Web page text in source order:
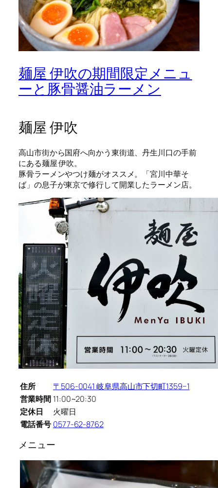
麺屋 伊吹の期間限定メニュ
ーと豚骨醤油ラーメン
麺屋 伊吹
高山市街から国府へ向かう東街道、丹生川口の手前
にある麺屋 伊吹。
豚骨ラーメンやつけ麺がオススメ。「宮川中華そ
ば」の息子が東京で修行して開業したラーメン店。
住所
〒506-0041 岐阜県高山市下切町1359−1
営業時間 11:00~20:30
定休日
火曜日
電話番号 0577-62-8762
メニュー